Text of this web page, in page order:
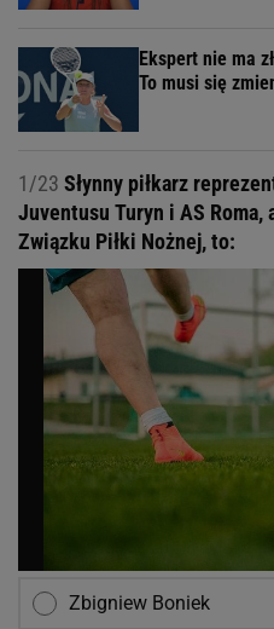
Ekspert nie ma
To musi się
1/23 Słynny piłkarz
Juventusu Turyn i AS
Związku Piłki Nożnej, to:
Zbigniew Boniek